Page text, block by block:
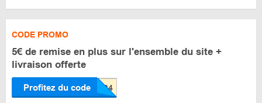
CODE PROMO
5€ de remise en plus sur l'ensemble du site +
livraison offerte
Profitez du code